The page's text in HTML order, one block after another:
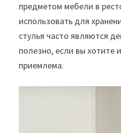
предметом мебели в
использовать для
стулья часто являются
полезно, если вы хотите
приемлема.